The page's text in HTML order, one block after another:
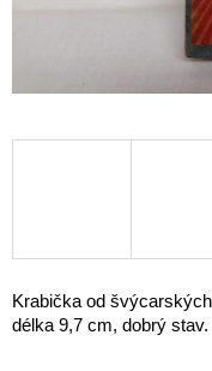
Krabička od
délka 9,7 cm, dobrý stav.